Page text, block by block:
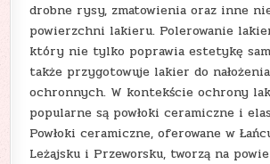
drobne rysy, zmatowienia oraz inne
powierzchni lakieru. Polerowanie
który nie tylko poprawia estetykę
także przygotowuje lakier do
ochronnych. W kontekście ochrony
popularne są powłoki ceramiczne i
Powłoki ceramiczne, oferowane w
Leżajsku i Przeworsku, tworzą na